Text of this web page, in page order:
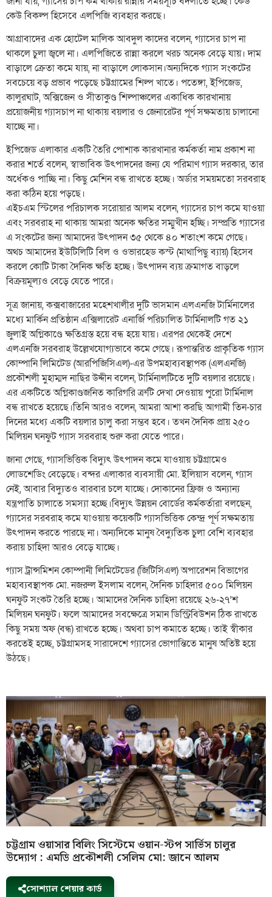
কেউ বিকল্প হিসেবে এলপিজি ব্যবহার করছে।
আগ্রাবাদের এক হোটেল মালিক আবদুল কাদের বলেন, গ্যাসের চাপ না
থাকলে চুলা জ্বলে না। এলপিজিতে রান্না করলে খরচ অনেক বেড়ে যায়। দাম
বাড়ালে ক্রেতা কমে যায়, না বাড়ালে লোকসান।অন্যদিকে গ্যাস সংকটের
সবচেয়ে বড় প্রভাব পড়েছে চট্টগ্রামের শিল্প খাতে। পতেঙ্গা, ইপিজেড,
কালুরঘাট, অক্সিজেন ও সীতাকুণ্ড শিল্পাঞ্চলের একাধিক কারখানায়
প্রয়োজনীয় গ্যাসচাপ না থাকায় বয়লার ও জেনারেটর পূর্ণ সক্ষমতায় চালানো
যাচ্ছে না।
ইপিজেড এলাকার একটি তৈরি পোশাক কারখানার কর্মকর্তা নাম প্রকাশ না
করার শর্তে বলেন, স্বাভাবিক উৎপাদনের জন্য যে পরিমাণ গ্যাস দরকার, তার
অর্ধেকও পাচ্ছি না। কিছু মেশিন বন্ধ রাখতে হচ্ছে। অর্ডার সময়মতো সরবরাহ
করা কঠিন হয়ে পড়ছে।
এইচএম স্টিলের পরিচালক সরোয়ার আলম বলেন, গ্যাসের চাপ কমে যাওয়া
এবং সরবরাহ না থাকায় আমরা অনেক ক্ষতির সম্মুখীন হচ্ছি। সম্প্রতি গ্যাসের
এ সংকটের জন্য আমাদের উৎপাদন ৩৫ থেকে ৪০ শতাংশ কমে গেছে।
অথচ আমাদের ইউটিলিটি বিল ও ওভারহেড কস্ট (মাথাপিছু ব্যায়) হিসেব
করলে কোটি টাকা দৈনিক ক্ষতি হচ্ছে। উৎপাদন ব্যয় ক্রমাগত বাড়লে
বিক্রয়মূল্যও বেড়ে যেতে পারে।
সূত্র জানায়, কক্সবাজারের মহেশখালীর দুটি ভাসমান এলএনজি টার্মিনালের
মধ্যে মার্কিন প্রতিষ্ঠান এক্সিলারেট এনার্জি পরিচালিত টার্মিনালটি গত ২১
জুলাই অগ্নিকাণ্ডে ক্ষতিগ্রস্ত হয়ে বন্ধ হয়ে যায়। এরপর থেকেই দেশে
এলএনজি সরবরাহ উল্লেখযোগ্যভাবে কমে গেছে। রূপান্তরিত প্রাকৃতিক গ্যাস
কোম্পানি লিমিটেড (আরপিজিসিএল)-এর উপমহাব্যবস্থাপক (এলএনজি)
প্রকৌশলী মুহাম্মদ নাছির উদ্দীন বলেন, টার্মিনালটিতে দুটি বয়লার রয়েছে।
এর একটিতে অগ্নিকাণ্ডজনিত কারিগরি ত্রুটি দেখা দেওয়ায় পুরো টার্মিনাল
বন্ধ রাখতে হয়েছে।তিনি আরও বলেন, আমরা আশা করছি আগামী তিন-চার
দিনের মধ্যে একটি বয়লার চালু করা সম্ভব হবে। তখন দৈনিক প্রায় ২৫০
মিলিয়ন ঘনফুট গ্যাস সরবরাহ শুরু করা যেতে পারে।
জানা গেছে, গ্যাসভিত্তিক বিদ্যুৎ উৎপাদন কমে যাওয়ায় চট্টগ্রামেও
লোডশেডিং বেড়েছে। বন্দর এলাকার ব্যবসায়ী মো. ইলিয়াস বলেন, গ্যাস
নেই, আবার বিদ্যুতও বারবার চলে যাচ্ছে। দোকানের ফ্রিজ ও অন্যান্য
যন্ত্রপাতি চালাতে সমস্যা হচ্ছে।বিদ্যুৎ উন্নয়ন বোর্ডের কর্মকর্তারা বলছেন,
গ্যাসের সরবরাহ কমে যাওয়ায় কয়েকটি গ্যাসভিত্তিক কেন্দ্র পূর্ণ সক্ষমতায়
উৎপাদন করতে পারছে না। অন্যদিকে মানুষ বৈদ্যুতিক চুলা বেশি ব্যবহার
করায় চাহিদা আরও বেড়ে যাচ্ছে।
গ্যাস ট্রান্সমিশন কোম্পানী লিমিটেডের (জিটিসিএল) অপারেশন বিভাগের
মহাব্যবস্থাপক মো. নজরুল ইসলাম বলেন, দৈনিক চাহিদার ৫০০ মিলিয়ন
ঘনফুট সংকট তৈরি হচ্ছে। আমাদের দৈনিক চাহিদা রয়েছে ২৬-২৭’শ
মিলিয়ন ঘনফুট। ফলে আমাদের সবক্ষেত্রে সমান ডিস্ট্রিবিউশন ঠিক রাখতে
কিছু সময় অফ (বন্ধ) রাখতে হচ্ছে। অথবা চাপ কমাতে হচ্ছে। তাই স্বীকার
করতেই হচ্ছে, চট্টগ্রামসহ সারাদেশে গ্যাসের ভোগান্তিতে মানুষ অতিষ্ট হয়ে
উঠছে।
চট্টগ্রাম ওয়াসার বিলিং সিস্টেমে ওয়ান-স্টপ সার্ভিস চালুর
উদ্যোগ : এমডি প্রকৌশলী সেলিম মো: জানে আলম
সোশ্যাল শেয়ার কার্ড